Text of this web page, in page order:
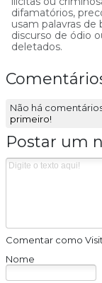
difamatórios,
usam palavras de
discurso de ódio
deletados.
Não há
primeiro!
Postar um
Comentar como
Nome